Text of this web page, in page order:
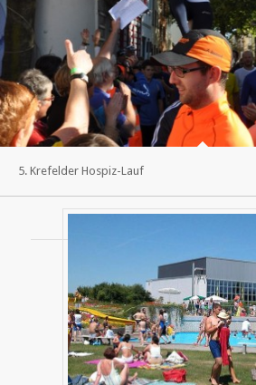
5. Krefelder Hospiz-Lauf